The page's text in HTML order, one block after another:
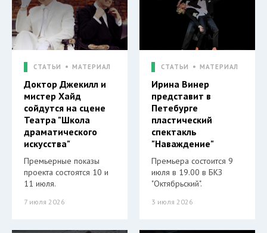
СТАТЬИ МАТЕРИАЛ
Доктор Джекилл и
мистер Хайд
сойдутся на сцене
Театра "Школа
драматического
искусства"
Премьерные показы
проекта состоятся 10 и
11 июля.
7 июля 2026
СТАТЬИ МАТЕРИАЛ
Ирина Винер
представит в
Петебурге
пластический
спектакль
"Наваждение"
Премьера состоится 9
июля в 19.00 в БКЗ
"Октябрьский".
3 июля 2026